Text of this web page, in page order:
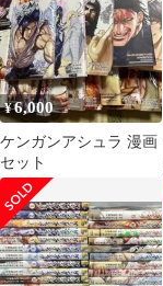
学館（青年コミック）
¥6,000
ケンガンアシュラ 漫画
セット